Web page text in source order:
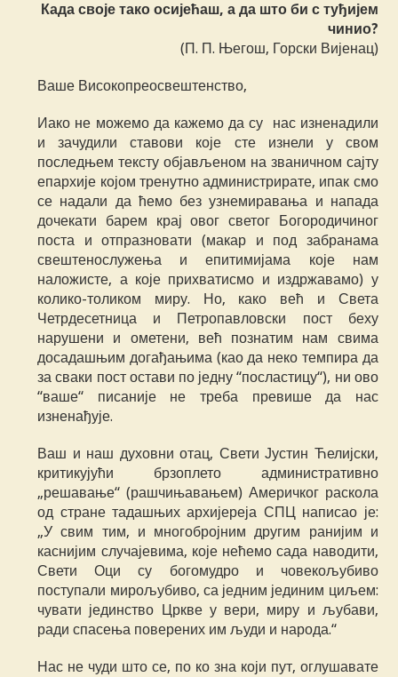
Када своје тако осијећаш, а да што би с туђијем
чинио?
(П. П. Његош, Горски Вијенац)
Ваше Високопреосвештенство,
Иако не можемо да кажемо да су нас изненадили
и зачудили ставови које сте изнели у свом
последњем тексту објављеном на званичном сајту
епархије којом тренутно администрирате, ипак смо
се надали да ћемо без узнемиравања и напада
дочекати барем крај овог светог Богородичиног
поста и отпразновати (макар и под забранама
свештенослужења и епитимијама које нам
наложисте, а које прихватисмо и издржавамо) у
колико-толиком миру. Но, како већ и Света
Четрдесетница и Петропавловски пост беху
нарушени и ометени, већ познатим нам свима
досадашњим догађањима (као да неко темпира да
за сваки пост остави по једну “посластицу“), ни ово
“ваше“ писаније не треба превише да нас
изненађује.
Ваш и наш духовни отац, Свети Јустин Ћелијски,
критикујући брзоплето административно
„решавање“ (рашчињавањем) Америчког раскола
од стране тадашњих архијереја СПЦ написао је:
„У свим тим, и многобројним другим ранијим и
каснијим случајевима, које нећемо сада наводити,
Свети Оци су богомудро и човекољубиво
поступали мирољубиво, са једним јединим циљем:
чувати јединство Цркве у вери, миру и љубави,
ради спасења поверених им људи и народа.“
Нас не чуди што се, по ко зна који пут, оглушавате